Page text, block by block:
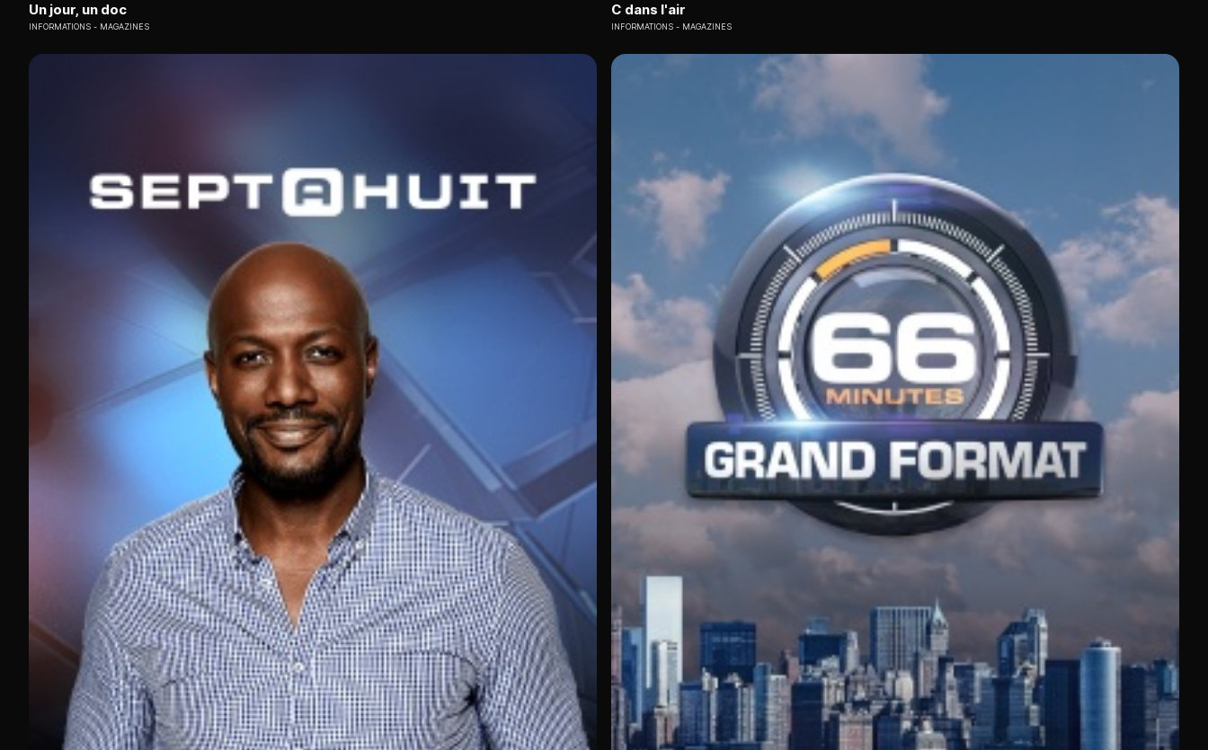
Un jour, un doc
INFORMATIONS MAGAZINES
C dans l'air
INFORMATIONS MAGAZINES